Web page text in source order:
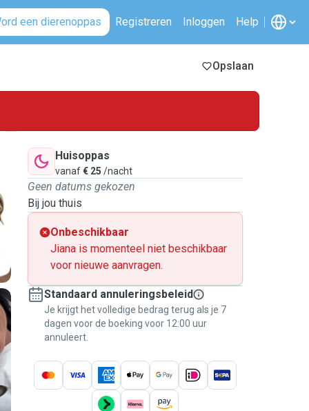
een dierenoppas Registreren Inloggen Help
Opslaan
Huisoppas
vanaf€ 25 /nacht
Geen datums gekozen
Bij jou thuis
Onbeschikbaar
Jiana is momenteel niet beschikbaar
voor nieuwe aanvragen.
Standaard annuleringsbeleid
Je krijgt het volledige bedrag terug als je 7
dagen voor de boeking voor 12:00 uur
annuleert.